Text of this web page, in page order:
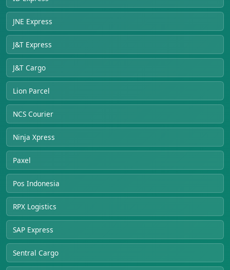
JNE Express
J&T Express
J&T Cargo
Lion Parcel
NCS Courier
Ninja Xpress
Paxel
Pos Indonesia
RPX Logistics
SAP Express
Sentral Cargo